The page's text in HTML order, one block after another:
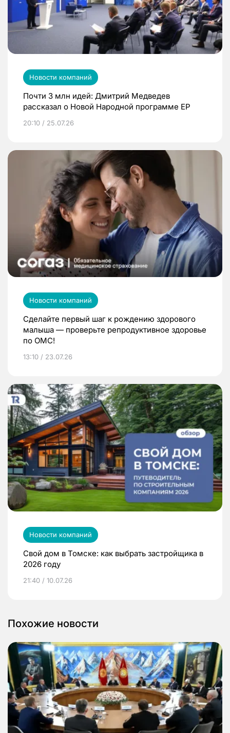
Новости компаний
Почти 3 млн идей: Дмитрий Медведев
рассказал о Новой Народной программе ЕР
20:10 / 25.07.26
Новости компаний
Сделайте первый шаг к рождению здорового
малыша — проверьте репродуктивное здоровье
по ОМС!
13:10 / 23.07.26
Новости компаний
Свой дом в Томске: как выбрать застройщика в
2026 году
21:40 / 10.07.26
Похожие новости